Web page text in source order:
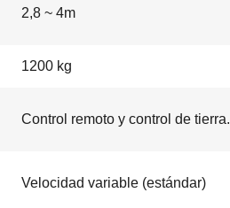
2,8 ~ 4m
1200 kg
Control remoto y control de tierra.
Velocidad variable (estándar)